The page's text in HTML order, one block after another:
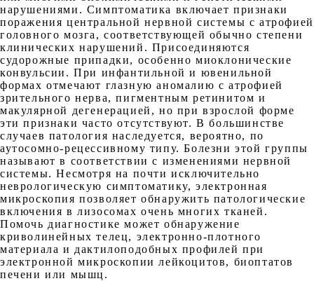
нарушениями. Симптоматика включает признаки
поражения центральной нервной системы с атрофией
головного мозга, соответствующей обычно степени
клинических нарушений. Присоединяются
судорожные припадки, особенно миоклонические
конвульсии. При инфантильной и ювенильной
формах отмечают глазную аномалию с атрофией
зрительного нерва, пигментным ретинитом и
макулярной дегенерацией, но при взрослой форме
эти признаки часто отсутствуют. В большинстве
случаев патология наследуется, вероятно, по
аутосомно-рецессивному типу. Болезни этой группы
называют в соответствии с изменениями нервной
системы. Несмотря на почти исключительно
неврологическую симптоматику, электронная
микроскопия позволяет обнаружить патологические
включения в лизосомах очень многих тканей.
Помочь диагностике может обнаружение
криволинейных телец, электронно-плотного
материала и дактилоподобных профилей при
электронной микроскопии лейкоцитов, биоптатов
печени или мышц.